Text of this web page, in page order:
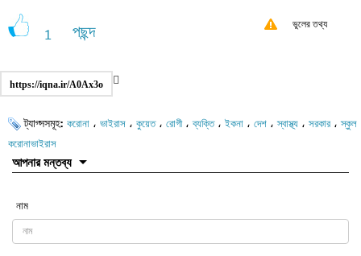
1 পছন্দ ভুলের তথ্য
https://iqna.ir/A0Ax3o
ট্যাগ্সসমূহ: করোনা ، ভাইরাস ، কুয়েত، রোগী،ব্যক্তি،ইকনা ، দেশ ،স্বাস্থ্য ، সরকার ،স্কুল
করোনাভাইরাস
আপনার মন্তব্য
নাম